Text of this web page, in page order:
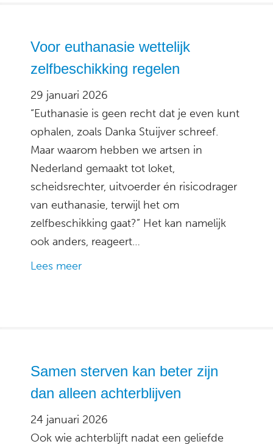
Voor euthanasie wettelijk
zelfbeschikking regelen
29 januari 2026
“Euthanasie is geen recht dat je even kunt
ophalen, zoals Danka Stuijver schreef.
Maar waarom hebben we artsen in
Nederland gemaakt tot loket,
scheidsrechter, uitvoerder én risicodrager
van euthanasie, terwijl het om
zelfbeschikking gaat?” Het kan namelijk
ook anders, reageert…
Lees meer
Samen sterven kan beter zijn
dan alleen achterblijven
24 januari 2026
Ook wie achterblijft nadat een geliefde